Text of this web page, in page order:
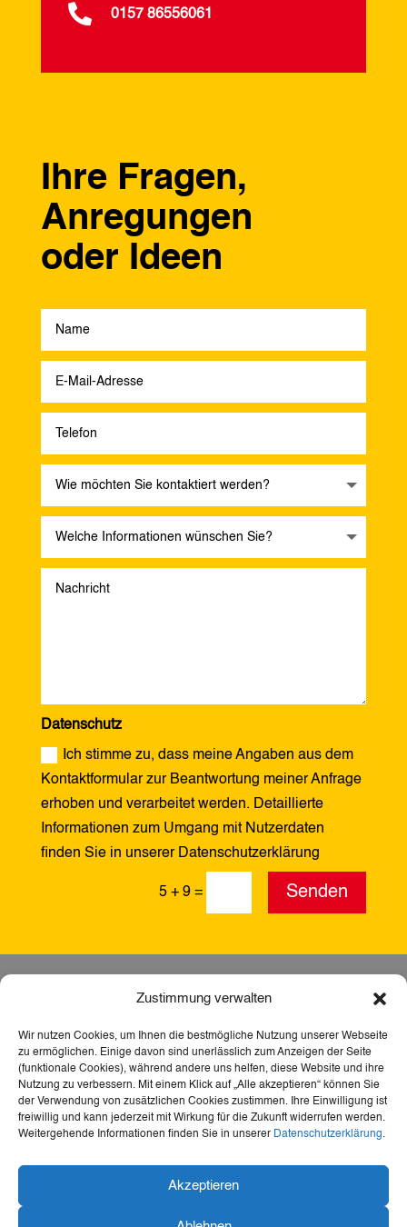
Zustimmung verwalten
Wir nutzen Cookies, um Ihnen die bestmögliche Nutzung unserer Webseite
zu ermöglichen. Einige davon sind unerlässlich zum Anzeigen der Seite
(funktionale Cookies), während andere uns helfen, diese Website und ihre
Nutzung zu verbessern. Mit einem Klick auf „Alle akzeptieren“ können Sie
der Verwendung von zusätzlichen Cookies zustimmen. Ihre Einwilligung ist
freiwillig und kann jederzeit mit Wirkung für die Zukunft widerrufen werden.
Weitergehende Informationen finden Sie in unserer Datenschutzerklärung.
Akzeptieren
 0157 86556061
Ihre Fragen,
Anregungen
oder Ideen
Datenschutz
Ich stimme zu, dass meine Angaben aus dem
Kontaktformular zur Beantwortung meiner Anfrage
erhoben und verarbeitet werden. Detaillierte
Informationen zum Umgang mit Nutzerdaten
finden Sie in unserer Datenschutzerklärung
5 + 9 = Senden
Webseite barrierefrei – für mehr Teilhabe,